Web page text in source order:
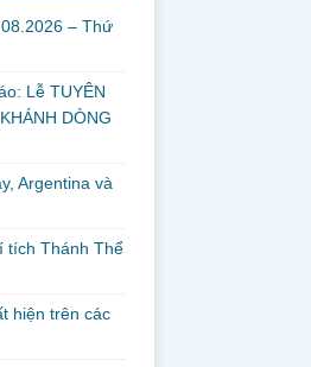
– Thứ
Lễ TUYÊN
DÒNG
Argentina và
tích Thánh Thể
hiện trên các